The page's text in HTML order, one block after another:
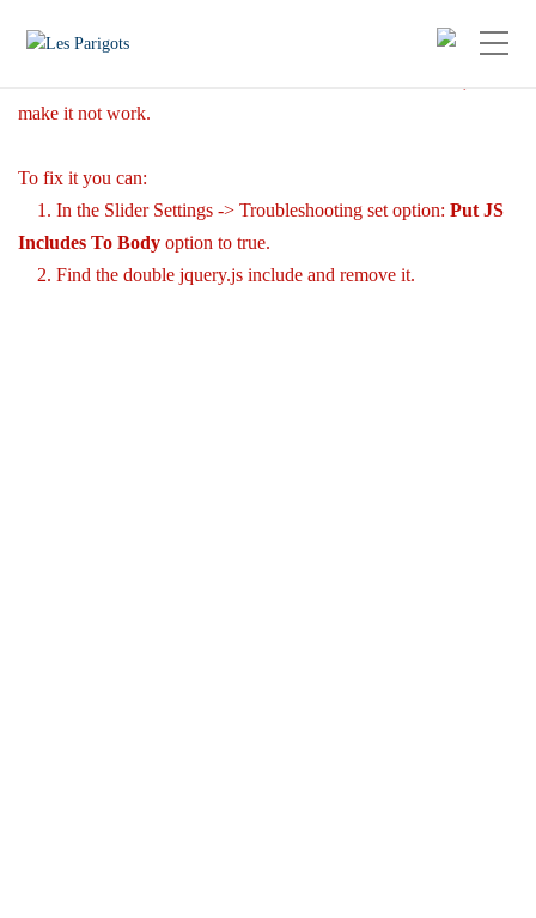
that comes after the revolution files js include.
make it not work.
To fix it you can:
1. In the Slider Settings -> Troubleshooting set option: Put JS
Includes To Body option to true.
2. Find the double jquery.js include and remove it.